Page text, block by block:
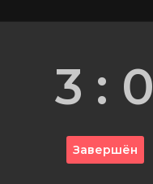
3 : 0
Завершён